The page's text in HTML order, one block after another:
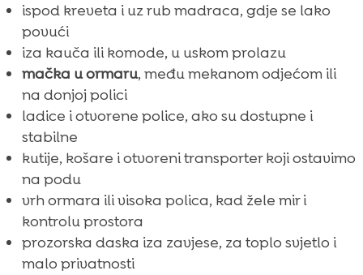
ispod kreveta i uz rub madraca, gdje se lako
povući
iza kauča ili komode, u uskom prolazu
mačka u ormaru, među mekanom odjećom ili
na donjoj polici
ladice i otvorene police, ako su dostupne i
stabilne
kutije, košare i otvoreni transporter koji ostavimo
na podu
vrh ormara ili visoka polica, kad žele mir i
kontrolu prostora
prozorska daska iza zavjese, za toplo svjetlo i
malo privatnosti